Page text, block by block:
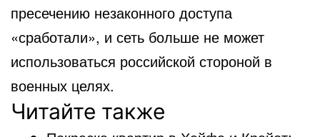
пресечению незаконного доступа
«сработали», и сеть больше не может
использоваться российской стороной в
военных целях.
Читайте также